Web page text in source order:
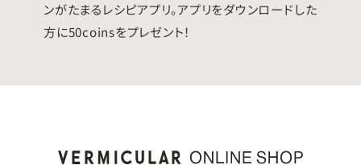
ンがたまるレシピアプリ。アプリをダウンロードした
方に50coinsをプレゼント！